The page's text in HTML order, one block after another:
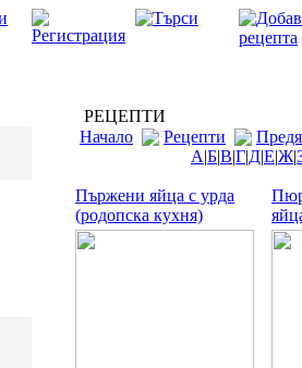
РЕЦЕПТИ
Начало
Рецепти
А|Б|В|Г|Д|Е|Ж|
Пържени яйца с урда
(родопска кухня)